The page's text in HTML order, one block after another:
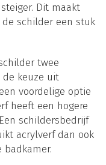
Dit maakt
schilder een stuk
twee
de keuze uit
voordelige optie
heeft een hogere
schildersbedrijf
acrylverf dan ook